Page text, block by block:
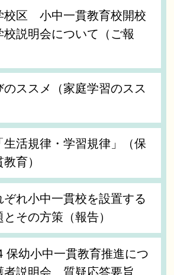
校区 小中一貫教育校開校
校説明会について（ご報
のススメ（家庭学習のスス
活規律・学習規律」（保
育）
ぞれ小中一貫校を設置する
その方策（報告）
保幼小中一貫教育推進につ
者説明会 質疑応答要旨